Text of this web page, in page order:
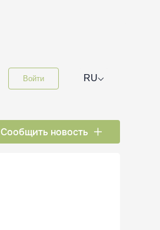
Войти RU⌵
Сообщить новость